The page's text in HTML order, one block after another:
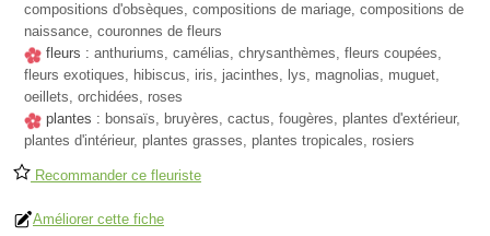
compositions d'obsèques, compositions de mariage, compositions de
naissance, couronnes de fleurs
fleurs : anthuriums, camélias, chrysanthèmes, fleurs coupées,
fleurs exotiques, hibiscus, iris, jacinthes, lys, magnolias, muguet,
oeillets, orchidées, roses
plantes : bonsaïs, bruyères, cactus, fougères, plantes d'extérieur,
plantes d'intérieur, plantes grasses, plantes tropicales, rosiers
Recommander ce fleuriste
Améliorer cette fiche